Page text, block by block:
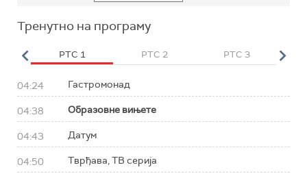
Тренутно на програму
РТС 1 РТС 2 РТС 3
04:24 Гастромонад
04:38 Образовне вињете
04:43 Датум
04:50 Тврђава, ТВ серија